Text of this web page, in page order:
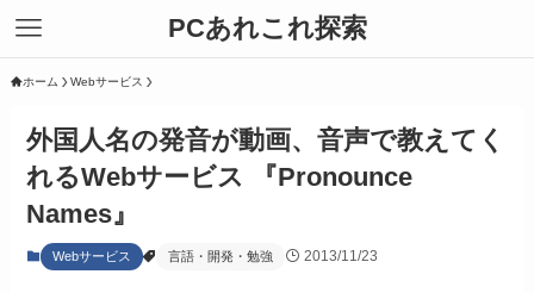
PCあれこれ探索
ホーム Webサービス
外国人名の発音が動画、音声で教えてく
れるWebサービス 『Pronounce
Names』
Webサービス 言語・開発・勉強 2013/11/23